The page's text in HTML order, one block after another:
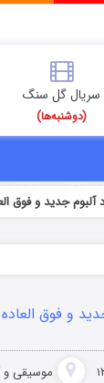
سریال گل سنگ
(دوشنبه‌ها)
آلبوم جدید و فوق
جدید و فوق
موسیقی و